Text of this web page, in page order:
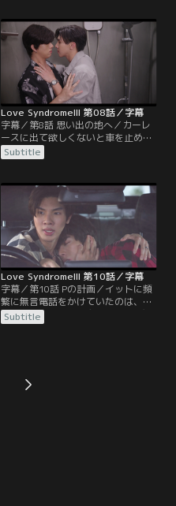
と打ち解けていく。ある日、デイの
理髪店のあるカンチャナブリーに向
かった二人。デイは店のスタッフと
再会したり、久々に接客をしたりし
ながら、少しずつ記憶の欠片を取り
戻し始める。
Love SyndromeIII 第08話／字幕
字幕／第8話 思い出の地へ／カーレ
ースに出て欲しくないと車を止めよ
うとしたイットにデイは激昂し、つ
い暴力を振るってしまう。絶望して
て二人が過ごした思い出の場所へ逃
げるように提案をする。それを受け
入れたイットは、かの場所へ一人で
向かうのだった。あくる日、イット
が居ないことに気づいたデイは…。
Subtitle
Love SyndromeIII 第10話／字幕
字幕／第10話 Pの計画／イットに頻
繁に無言電話をかけていたのは、
P。かつてイットとデイの間を邪魔
し、銃を向けたことで海外に追いや
バンコクに戻る。イットの実家でP
の父親に会い、共に対処することを
Subtitle